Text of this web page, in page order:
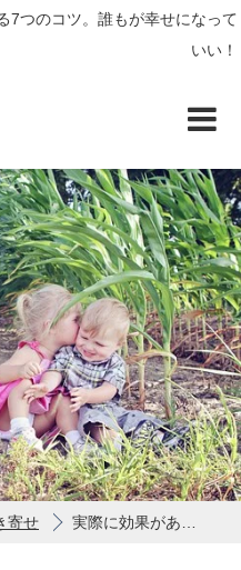
7つのコツ。誰もが幸せになって
いい！
寄せ